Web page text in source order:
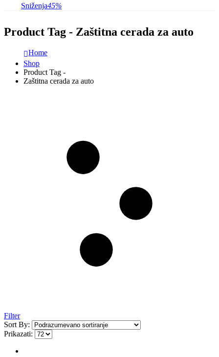
Sniženja45%
Product Tag - Zaštitna cerada za auto
Home
Shop
Product Tag -
Zaštitna cerada za auto
Filter
Sort By:
Prikazati: